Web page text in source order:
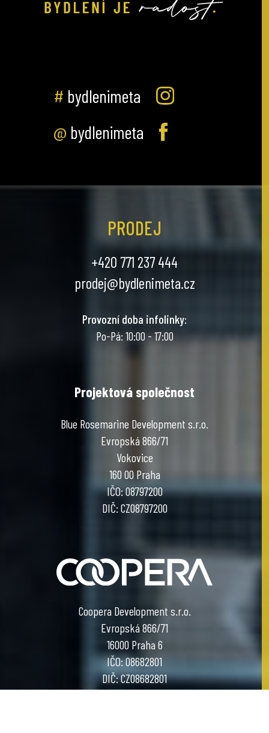
# bydlenimeta
@ bydlenimeta
PRODEJ
+420 771 237 444
prodej@bydlenimeta.cz
Provozní doba infolinky:
Po-Pá: 10:00 - 17:00
Projektová společnost
Blue Rosemarine Development s.r.o.
Evropská 866/71
Vokovice
160 00 Praha
IČO: 08797200
DIČ: CZ08797200
Coopera Development s.r.o.
Evropská 866/71
16000 Praha 6
IČO: 08682801
DIČ: CZ08682801